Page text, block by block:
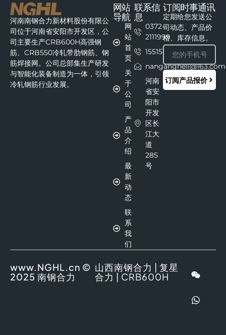
河南南钢合力新材料股份有限公
司位于河南省安阳市开发区，公
司主要生产CRB600H高强钢
筋、CRB550冷轧带肋钢筋、钢
筋焊接网。公司总部集生产研发
与智能化装备制造为一体，引领
冷轧钢筋行业发展。
网站
导航
网
站
首
页
关
于
公
司
产
品
介
绍
最
新
动
态
联
系
我
们
联系信
息
0372-
2111999
15515111215
nangangheli@163.com
河南
省安
阳市
开发
区长
江大
道
285
号
订阅时事通讯
定期给您发送公
司动态、产品价
格、库存信息。
订阅产品报价
www.NGHL.cn ©
2025 南钢合力
山西南钢合力 |复星
合力 | CRB600H